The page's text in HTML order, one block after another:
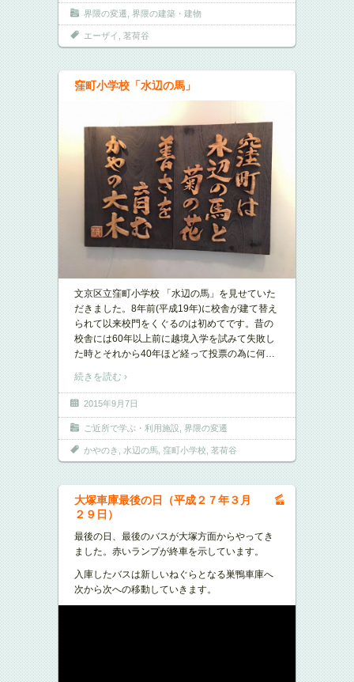
界隈の変遷 界隈の建築・建物
エーザイ 茗荷谷
窪町小学校「水辺の馬」
文京区立窪町小学校 「水辺の馬」を見せていた
だきました。8年前(平成19年)に校舎が建て替え
られて以来校門をくぐるのは初めてです。昔の
校舎には60年以上前に越境入学を試みて失敗し
た時とそれから40年ほど経って投票の為に何…
続きを読む ›
2015年9月7日
ご近所で学ぶ・利用施設 界隈の変遷
かやのき 水辺の馬 窪町小学校 茗荷谷
大塚車庫最後の日（平成２７年３月
２９日）
最後の日、最後のバスが大塚方面からやってき
ました。赤いランプが終車を示しています。
入庫したバスは新しいねぐらとなる巣鴨車庫へ
次から次への移動していきます。